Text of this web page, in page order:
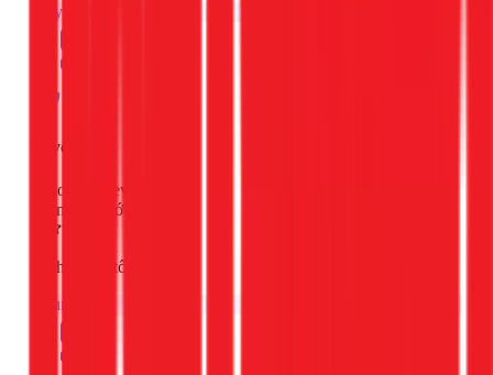
Máy lạnh
Tuyết Nga
Google Review
2 ngày trước
Dịch vụ rất tốt!
Chung